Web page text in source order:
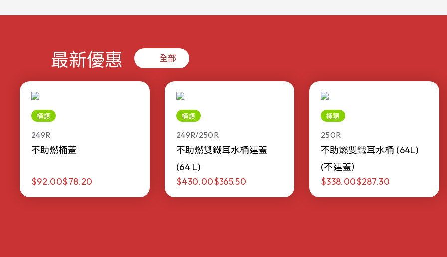
最新優惠 全部
桶類
249R
不助燃桶蓋
$92.00$78.20
桶類
249R/250R
不助燃雙鐵耳水桶連蓋
(64 L)
$430.00$365.50
桶類
250R
不助燃雙鐵耳水桶 (64L)
(不連蓋）
$338.00$287.30